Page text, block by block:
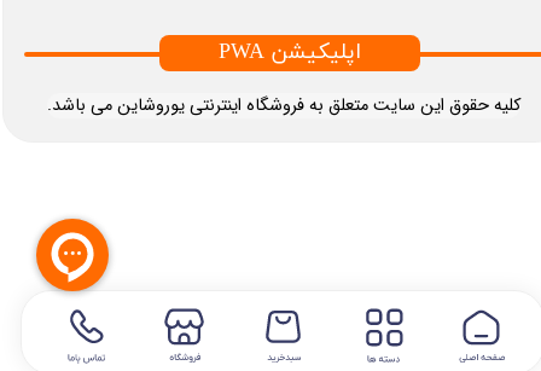
​کلیه حقوق این سایت متعلق به فروشگاه اینترنتی یوروشاین می باشد.
PWA اپلیکیشن